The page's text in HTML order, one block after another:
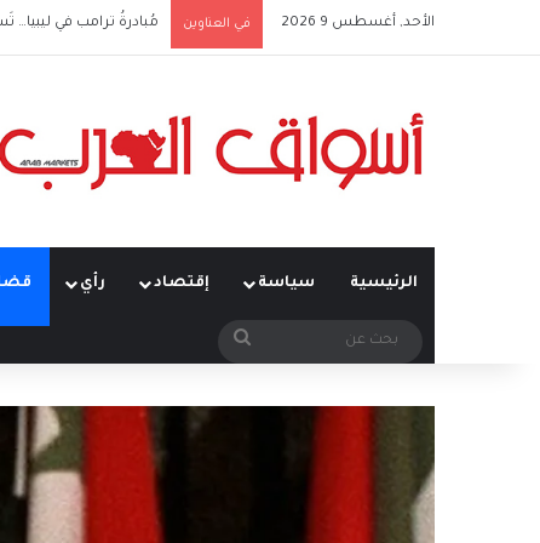
الأحد, أغسطس 9 2026 في العناوين مُبادرةُ ترامب في ليبيا…
الرئيسية سياسة إقتصاد رأي
بحث